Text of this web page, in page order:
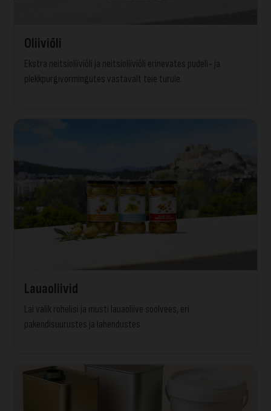
Oliiviõli
Ekstra neitsioliiviõli ja neitsioliiviõli erinevates pudeli- ja
plekkpurgivormingutes vastavalt teie turule.
Lauaoliivid
Lai valik rohelisi ja musti lauaoliive soolvees, eri
pakendisuurustes ja lahendustes.